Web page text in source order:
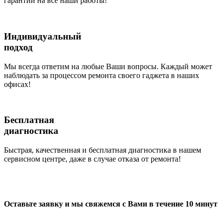
Индивидуальный
подход
Мы всегда ответим на любые Ваши вопросы. Каждый может
наблюдать за процессом ремонта своего гаджета в наших
офисах!
Бесплатная
диагностика
Быстрая, качественная и бесплатная диагностика в нашем
сервисном центре, даже в случае отказа от ремонта!
Оставьте заявку и мы свяжемся с Вами в течение 10 минут